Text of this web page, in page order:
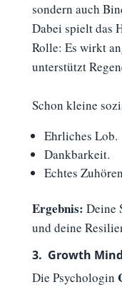
sondern auch
Dabei spielt das
Rolle: Es wirkt
unterstützt
Schon kleine
Ehrliches Lob.
Dankbarkeit.
Echtes
Ergebnis: Deine
und deine
3. Growth
Die Psychologin